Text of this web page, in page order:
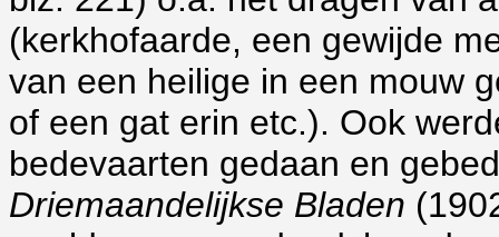
(kerkhofaarde, een gewijde
van een heilige in een mouw
of een gat erin etc.). Ook
bedevaarten gedaan en
Driemaandelijkse Bladen